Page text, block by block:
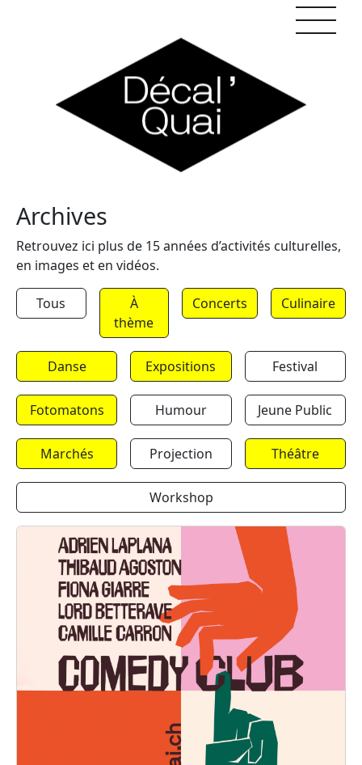
Archives
Retrouvez ici plus de 15 années d’activités culturelles,
en images et en vidéos.
Tous
À
thème
Concerts Culinaire
Danse Expositions Festival
Fotomatons Humour Jeune Public
Marchés Projection Théâtre
Workshop